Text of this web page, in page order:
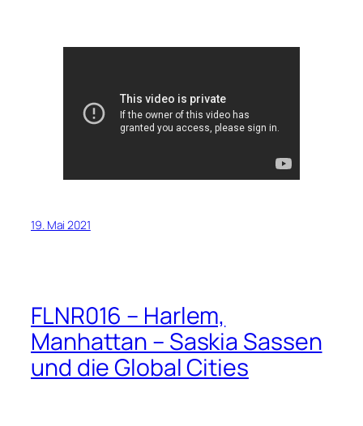
19. Mai 2021
FLNR016 – Harlem,
Manhattan – Saskia Sassen
und die Global Cities